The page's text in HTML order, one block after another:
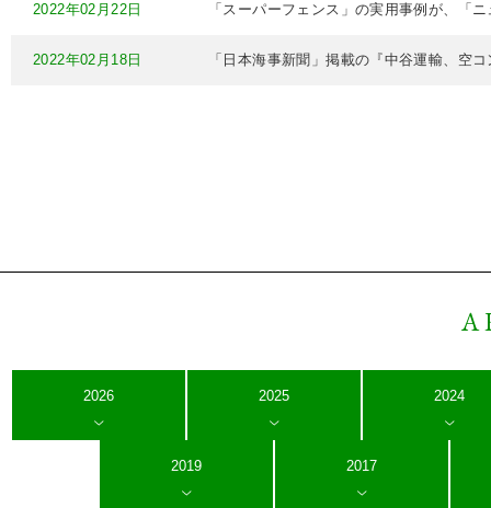
2022年02月22日 「スーパーフェンス」の実用事例が、「
2022年02月18日 「日本海事新聞」掲載の『中谷運輸、空
2026 2025 2024
2019 2017